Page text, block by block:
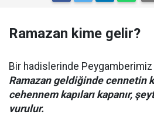
Ramazan kime gelir?
Bir hadislerinde
Ramazan geldiğinde cennetin
cehennem kapıları kapanır,
vurulur.